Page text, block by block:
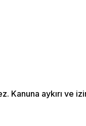
Kanuna aykırı ve